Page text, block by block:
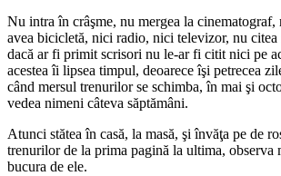
Nu intra în crâşme, nu mergea la cinematograf,
avea bicicletă, nici radio, nici televizor, nu
dacă ar fi primit scrisori nu le-ar fi citit nici pe
acestea îi lipsea timpul, deoarece îşi petrecea
când mersul trenurilor se schimba, în mai şi
vedea nimeni câteva săptămâni.
Atunci stătea în casă, la masă, şi învăţa pe de
trenurilor de la prima pagină la ultima, observa
bucura de ele.